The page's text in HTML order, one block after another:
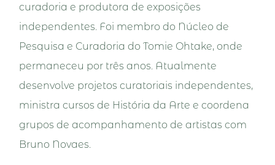
curadoria e produtora de exposições
independentes. Foi membro do Núcleo de
Pesquisa e Curadoria do Tomie Ohtake, onde
permaneceu por três anos. Atualmente
desenvolve projetos curatoriais independentes,
ministra cursos de História da Arte e coordena
grupos de acompanhamento de artistas com
Bruno Novaes.